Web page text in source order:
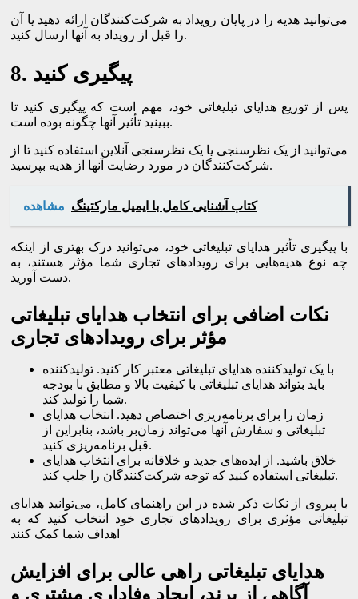
می‌توانید هدیه را در پایان رویداد به شرکت‌کنندگان ارائه دهید یا آن
را قبل از رویداد به آنها ارسال کنید.
8. پیگیری کنید
پس از توزیع هدایای تبلیغاتی خود، مهم است که پیگیری کنید تا
ببینید تأثیر آنها چگونه بوده است.
می‌توانید از یک نظرسنجی یا یک نظرسنجی آنلاین استفاده کنید تا از
شرکت‌کنندگان در مورد رضایت آنها از هدیه بپرسید.
مشاهده کتاب آشنایی کامل با ایمیل مارکتینگ
با پیگیری تأثیر هدایای تبلیغاتی خود، می‌توانید درک بهتری از اینکه
چه نوع هدیه‌هایی برای رویدادهای تجاری شما مؤثر هستند، به
دست آورید.
نکات اضافی برای انتخاب هدایای تبلیغاتی
مؤثر برای رویدادهای تجاری
با یک تولیدکننده هدایای تبلیغاتی معتبر کار کنید. تولیدکننده
باید بتواند هدایای تبلیغاتی با کیفیت بالا و مطابق با بودجه
شما را تولید کند.
زمان را برای برنامه‌ریزی اختصاص دهید. انتخاب هدایای
تبلیغاتی و سفارش آنها می‌تواند زمان‌بر باشد، بنابراین از
قبل برنامه‌ریزی کنید.
خلاق باشید. از ایده‌های جدید و خلاقانه برای انتخاب هدایای
تبلیغاتی استفاده کنید که توجه شرکت‌کنندگان را جلب کند.
با پیروی از نکات ذکر شده در این راهنمای کامل، می‌توانید هدایای
تبلیغاتی مؤثری برای رویدادهای تجاری خود انتخاب کنید که به
اهداف شما کمک کنند
هدایای تبلیغاتی راهی عالی برای افزایش
آگاهی از برند، ایجاد وفاداری مشتری و